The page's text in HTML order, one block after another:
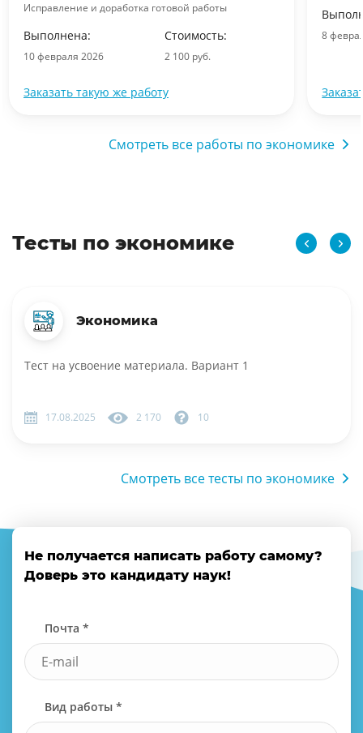
Исправление и доработка готовой работы
Выполнена:
10 февраля 2026
Стоимость:
2 100 руб.
Заказать такую же работу
8
Смотреть все работы по экономике
Тесты по экономике
Экономика
Тест на усвоение материала. Вариант 1
17.08.2025 2 170 10
Смотреть все тесты по экономике
Не получается написать работу самому?
Доверь это кандидату наук!
Почта *
Вид работы *